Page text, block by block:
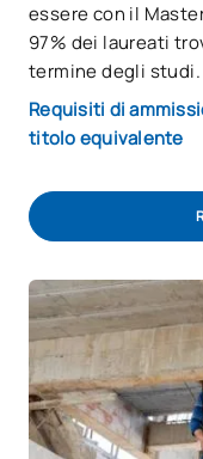
essere con il
97% dei laureati
termine degli studi.
Requisiti di
titolo equivalente